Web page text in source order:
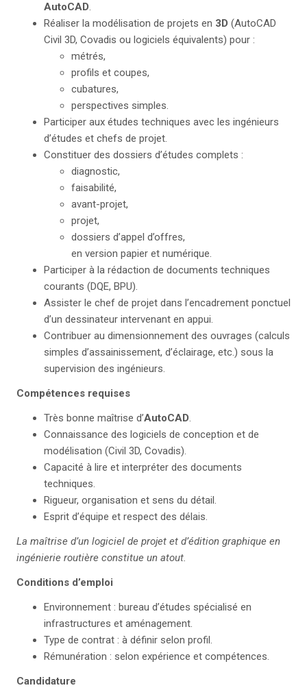
AutoCAD.
Réaliser la modélisation de projets en 3D (AutoCAD
Civil 3D, Covadis ou logiciels équivalents) pour :
métrés,
profils et coupes,
cubatures,
perspectives simples.
Participer aux études techniques avec les ingénieurs
d’études et chefs de projet.
Constituer des dossiers d’études complets :
diagnostic,
faisabilité,
avant-projet,
projet,
dossiers d’appel d’offres,
en version papier et numérique.
Participer à la rédaction de documents techniques
courants (DQE, BPU).
Assister le chef de projet dans l’encadrement ponctuel
d’un dessinateur intervenant en appui.
Contribuer au dimensionnement des ouvrages (calculs
simples d’assainissement, d’éclairage, etc.) sous la
supervision des ingénieurs.
Compétences requises
Très bonne maîtrise d’AutoCAD.
Connaissance des logiciels de conception et de
modélisation (Civil 3D, Covadis).
Capacité à lire et interpréter des documents
techniques.
Rigueur, organisation et sens du détail.
Esprit d’équipe et respect des délais.
La maîtrise d’un logiciel de projet et d’édition graphique en
ingénierie routière constitue un atout.
Conditions d’emploi
Environnement : bureau d’études spécialisé en
infrastructures et aménagement.
Type de contrat : à définir selon profil.
Rémunération : selon expérience et compétences.
Candidature